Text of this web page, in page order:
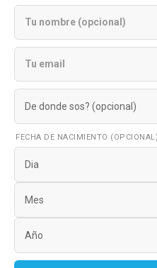
FECHA DE NACIMIENTO (OPCIONAL)